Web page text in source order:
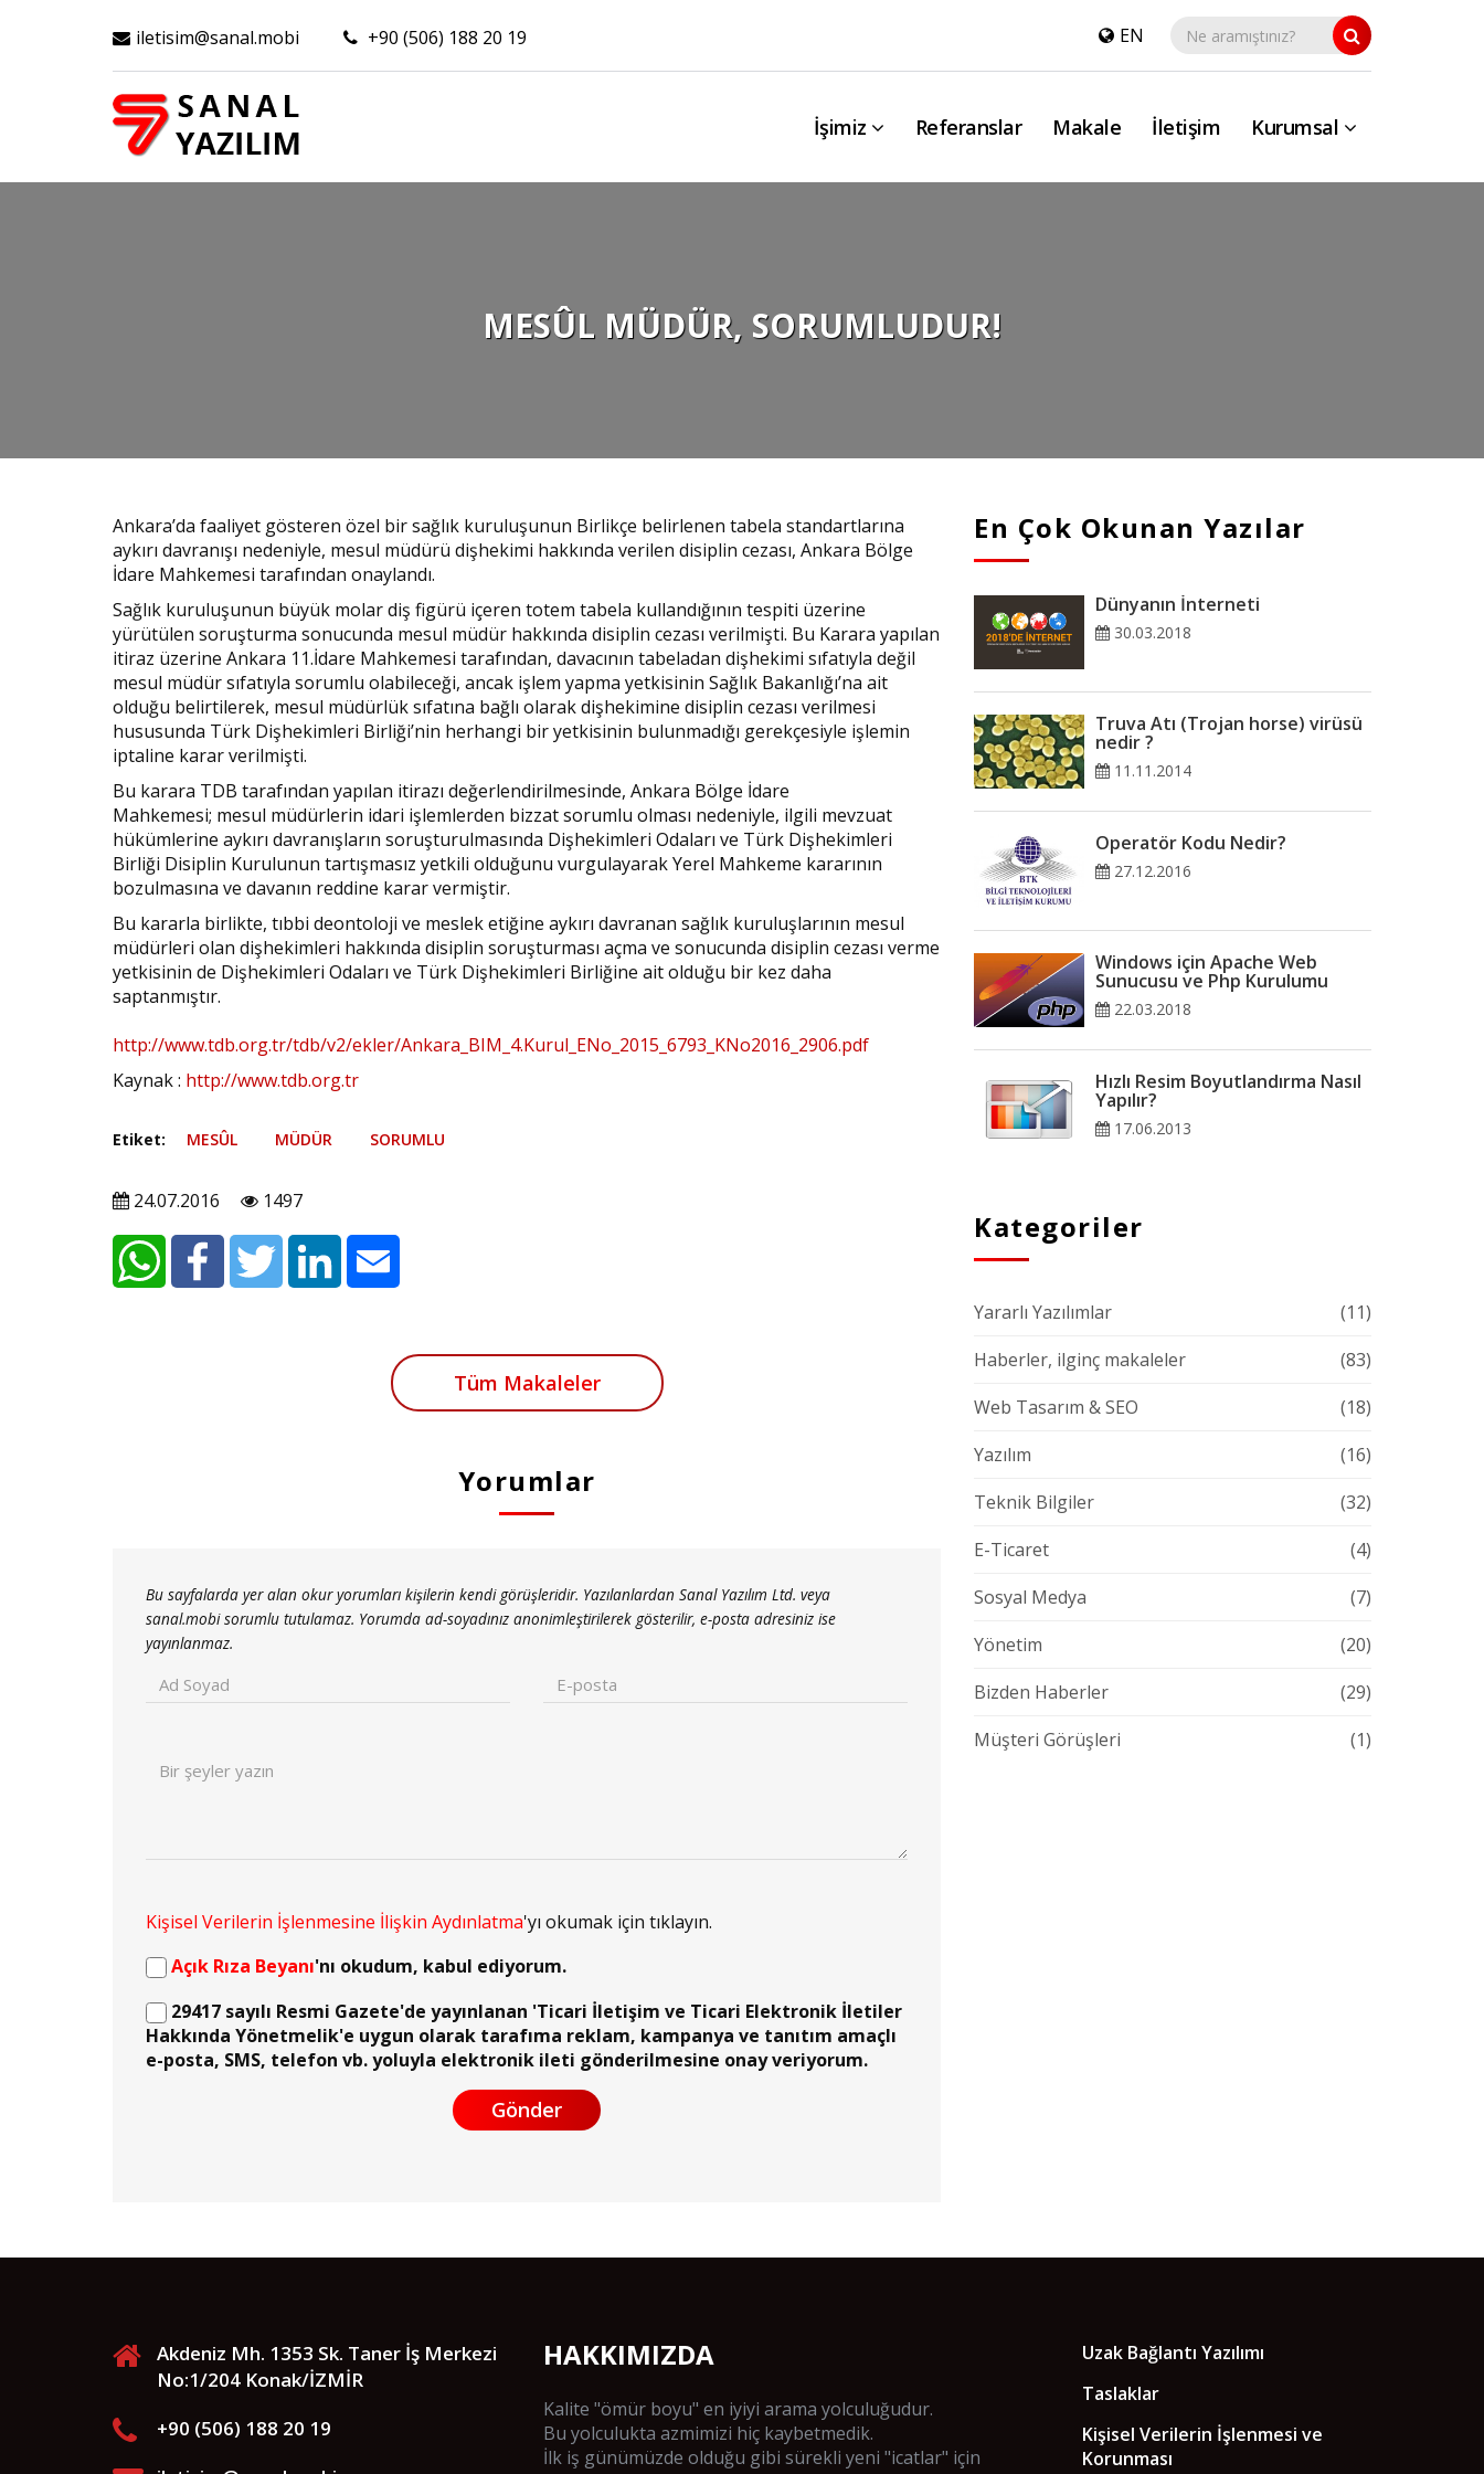
iletisim@sanal.mobi +90 (506) 188 20 19 EN
İşimiz Referanslar Makale İletişim Kurumsal
MESÛL MÜDÜR, SORUMLUDUR!
En Çok Okunan Yazılar
Dünyanın İnterneti
30.03.2018
Truva Atı (Trojan horse) virüsü
nedir ?
11.11.2014
Operatör Kodu Nedir?
27.12.2016
Windows için Apache Web
Sunucusu ve Php Kurulumu
22.03.2018
Hızlı Resim Boyutlandırma Nasıl
Yapılır?
17.06.2013
Kategoriler
Yararlı Yazılımlar
(11)
Haberler, ilginç makaleler
(83)
Web Tasarım & SEO
(18)
Yazılım
(16)
Teknik Bilgiler
(32)
E-Ticaret
(4)
Sosyal Medya
(7)
Yönetim
(20)
Bizden Haberler
(29)
Müşteri Görüşleri
(1)
Ankara’da faaliyet gösteren özel bir sağlık kuruluşunun Birlikçe belirlenen tabela standartlarına
aykırı davranışı nedeniyle, mesul müdürü dişhekimi hakkında verilen disiplin cezası, Ankara Bölge
İdare Mahkemesi tarafından onaylandı.
Sağlık kuruluşunun büyük molar diş figürü içeren totem tabela kullandığının tespiti üzerine
yürütülen soruşturma sonucunda mesul müdür hakkında disiplin cezası verilmişti. Bu Karara yapılan
itiraz üzerine Ankara 11.İdare Mahkemesi tarafından, davacının tabeladan dişhekimi sıfatıyla değil
mesul müdür sıfatıyla sorumlu olabileceği, ancak işlem yapma yetkisinin Sağlık Bakanlığı’na ait
olduğu belirtilerek, mesul müdürlük sıfatına bağlı olarak dişhekimine disiplin cezası verilmesi
hususunda Türk Dişhekimleri Birliği’nin herhangi bir yetkisinin bulunmadığı gerekçesiyle işlemin
iptaline karar verilmişti.
Bu karara TDB tarafından yapılan itirazı değerlendirilmesinde, Ankara Bölge İdare
Mahkemesi; mesul müdürlerin idari işlemlerden bizzat sorumlu olması nedeniyle, ilgili mevzuat
hükümlerine aykırı davranışların soruşturulmasında Dişhekimleri Odaları ve Türk Dişhekimleri
Birliği Disiplin Kurulunun tartışmasız yetkili olduğunu vurgulayarak Yerel Mahkeme kararının
bozulmasına ve davanın reddine karar vermiştir.
Bu kararla birlikte, tıbbi deontoloji ve meslek etiğine aykırı davranan sağlık kuruluşlarının mesul
müdürleri olan dişhekimleri hakkında disiplin soruşturması açma ve sonucunda disiplin cezası verme
yetkisinin de Dişhekimleri Odaları ve Türk Dişhekimleri Birliğine ait olduğu bir kez daha
saptanmıştır.
http://www.tdb.org.tr/tdb/v2/ekler/Ankara_BIM_4.Kurul_ENo_2015_6793_KNo2016_2906.pdf
Kaynak : http://www.tdb.org.tr
Etiket: MESÛL MÜDÜR SORUMLU
24.07.2016 1497
Tüm Makaleler
Yorumlar
Bu sayfalarda yer alan okur yorumları kişilerin kendi görüşleridir. Yazılanlardan Sanal Yazılım Ltd. veya
sanal.mobi sorumlu tutulamaz. Yorumda ad-soyadınız anonimleştirilerek gösterilir, e-posta adresiniz ise
yayınlanmaz.
Kişisel Verilerin İşlenmesine İlişkin Aydınlatma'yı okumak için tıklayın.
Açık Rıza Beyanı'nı okudum, kabul ediyorum.
29417 sayılı Resmi Gazete'de yayınlanan 'Ticari İletişim ve Ticari Elektronik İletiler
Hakkında Yönetmelik'e uygun olarak tarafıma reklam, kampanya ve tanıtım amaçlı
e-posta, SMS, telefon vb. yoluyla elektronik ileti gönderilmesine onay veriyorum.
Gönder
Akdeniz Mh. 1353 Sk. Taner İş Merkezi
No:1/204 Konak/İZMİR
+90 (506) 188 20 19
HAKKIMIZDA
Kalite "ömür boyu" en iyiyi arama yolculuğudur.
Bu yolculukta azmimizi hiç kaybetmedik.
İlk iş günümüzde olduğu gibi sürekli yeni "icatlar" için
Uzak Bağlantı Yazılımı
Taslaklar
Kişisel Verilerin İşlenmesi ve
Korunması